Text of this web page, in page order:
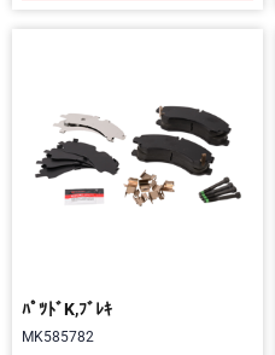
ﾊﾟﾂﾄﾞK,ﾌﾞﾚｷ
MK585782